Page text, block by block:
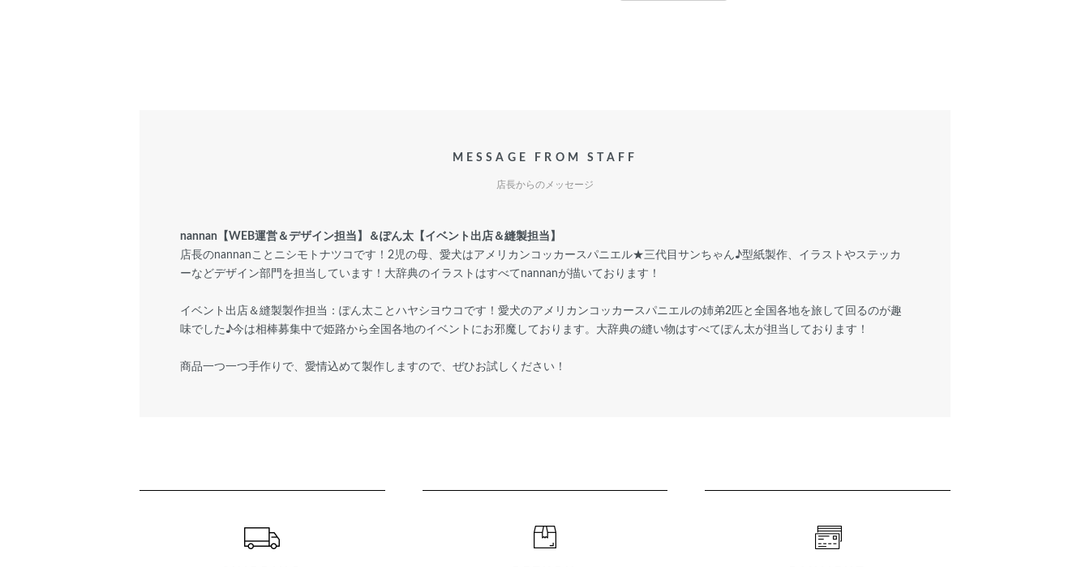
MESSAGE FROM STAFF
店長からのメッセージ
nannan【WEB運営＆デザイン担当】＆ぽん太【イベント出店＆縫製担当】
店長のnannanことニシモトナツコです！2児の母、愛犬はアメリカンコッカースパニエル★三代目サンちゃん♪型紙製作、イラストやステッカ
ーなどデザイン部門を担当しています！大辞典のイラストはすべてnannanが描いております！
イベント出店＆縫製製作担当：ぽん太ことハヤシヨウコです！愛犬のアメリカンコッカースパニエルの姉弟2匹と全国各地を旅して回るのが趣
味でした♪今は相棒募集中で姫路から全国各地のイベントにお邪魔しております。大辞典の縫い物はすべてぽん太が担当しております！
商品一つ一つ手作りで、愛情込めて製作しますので、ぜひお試しください！